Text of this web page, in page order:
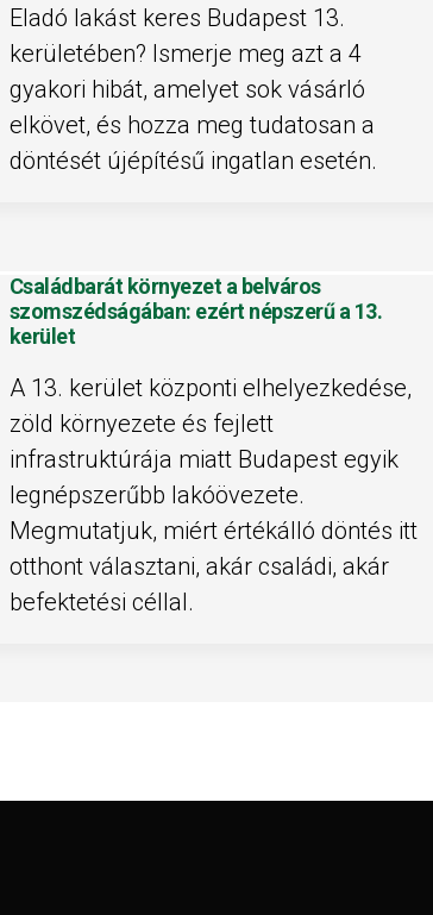
Eladó lakást keres Budapest 13.
kerületében? Ismerje meg azt a 4
gyakori hibát, amelyet sok vásárló
elkövet, és hozza meg tudatosan a
döntését újépítésű ingatlan esetén.
Családbarát környezet a belváros
szomszédságában: ezért népszerű a 13.
kerület
A 13. kerület központi elhelyezkedése,
zöld környezete és fejlett
infrastruktúrája miatt Budapest egyik
legnépszerűbb lakóövezete.
Megmutatjuk, miért értékálló döntés itt
otthont választani, akár családi, akár
befektetési céllal.